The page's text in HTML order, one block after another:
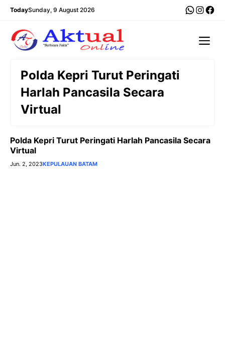
Langsung
TodaySunday, 9 August 2026
Polda Kepri Turut Peringati
Harlah Pancasila Secara
Virtual
Polda Kepri Turut Peringati Harlah Pancasila Secara
Virtual
Jun. 2, 2023KEPULAUAN BATAM